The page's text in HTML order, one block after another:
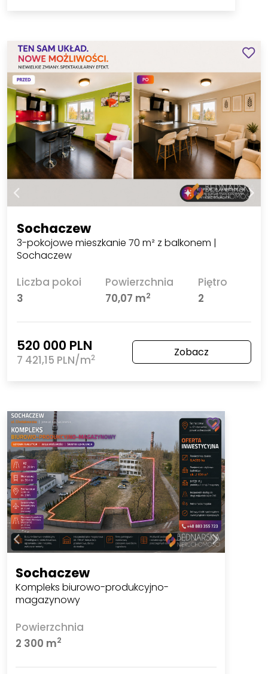
Sochaczew
3-pokojowe mieszkanie 70 m² z balkonem |
Sochaczew
Liczba pokoi
3
Powierzchnia
70,07 m2
Piętro
2
520 000 PLN
7 421,15 PLN/m2 Zobacz
Sochaczew
Kompleks biurowo-produkcyjno-
magazynowy
Powierzchnia
2 300 m2